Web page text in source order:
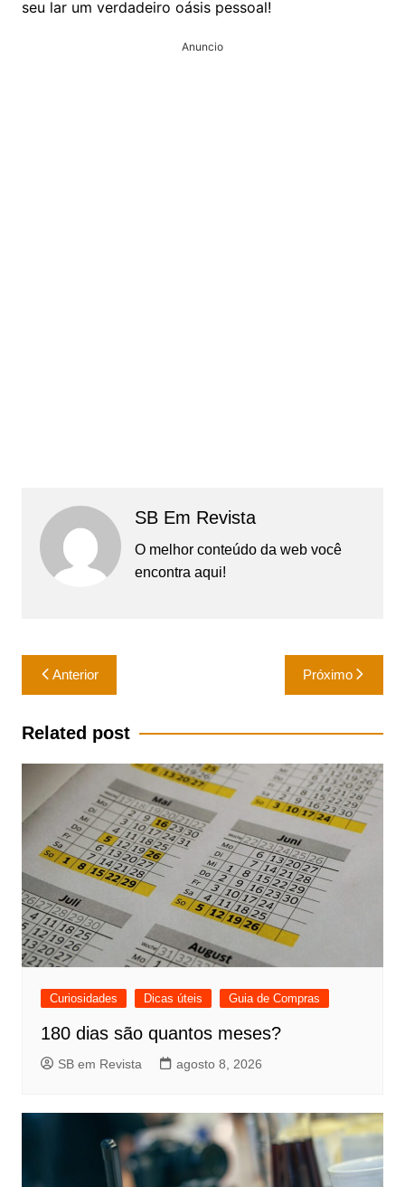
seu lar um verdadeiro oásis pessoal!
Anuncio
SB Em Revista
O melhor conteúdo da web você
encontra aqui!
Navegação
de
Post
Anterior Próximo
Related post
Curiosidades Dicas úteis Guia de Compras
180 dias são quantos meses?
SB em Revista agosto 8, 2026